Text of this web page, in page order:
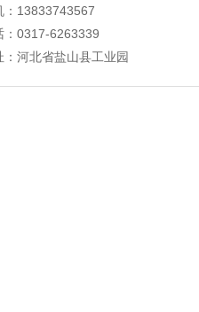
：13833743567
：0317-6263339
：河北省盐山县工业园